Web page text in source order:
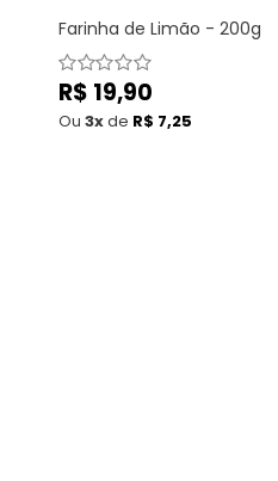
Farinha de Limão - 200g
Preço
normal
R$ 19,90
Ou 3xde R$ 7,25